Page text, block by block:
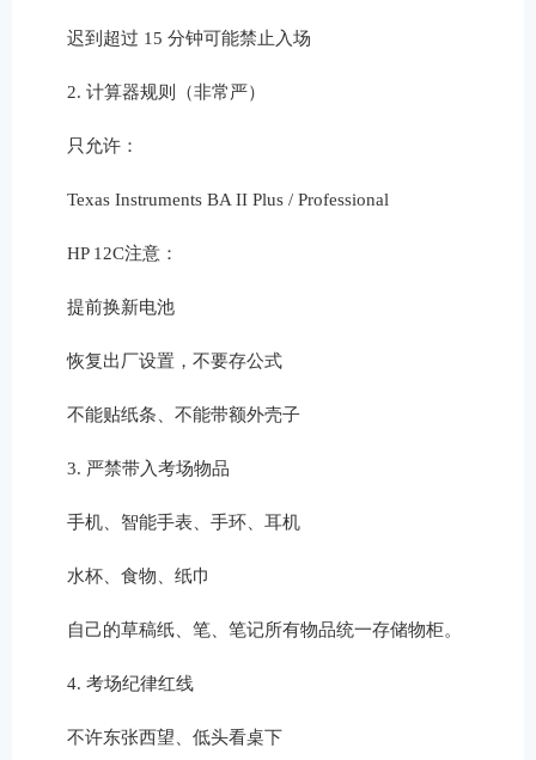
迟到超过 15 分钟可能禁止入场
2. 计算器规则（非常严）
只允许：
Texas Instruments BA II Plus / Professional
HP 12C注意：
提前换新电池
恢复出厂设置，不要存公式
不能贴纸条、不能带额外壳子
3. 严禁带入考场物品
手机、智能手表、手环、耳机
水杯、食物、纸巾
自己的草稿纸、笔、笔记所有物品统一存储物柜。
4. 考场纪律红线
不许东张西望、低头看桌下